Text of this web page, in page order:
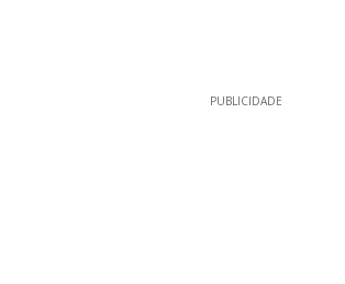
PUBLICIDADE